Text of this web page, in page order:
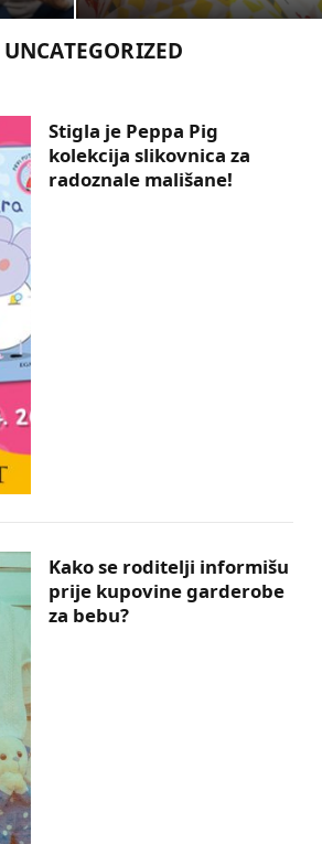
UNCATEGORIZED
Stigla je Peppa Pig
kolekcija slikovnica za
radoznale mališane!
Kako se roditelji informišu
prije kupovine garderobe
za bebu?